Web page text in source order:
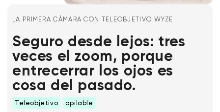
LA PRIMERA CÁMARA CON TELEOBJETIVO WYZE
Seguro desde lejos: tres
veces el zoom, porque
entrecerrar los ojos es
cosa del pasado.
Teleobjetivo apilable